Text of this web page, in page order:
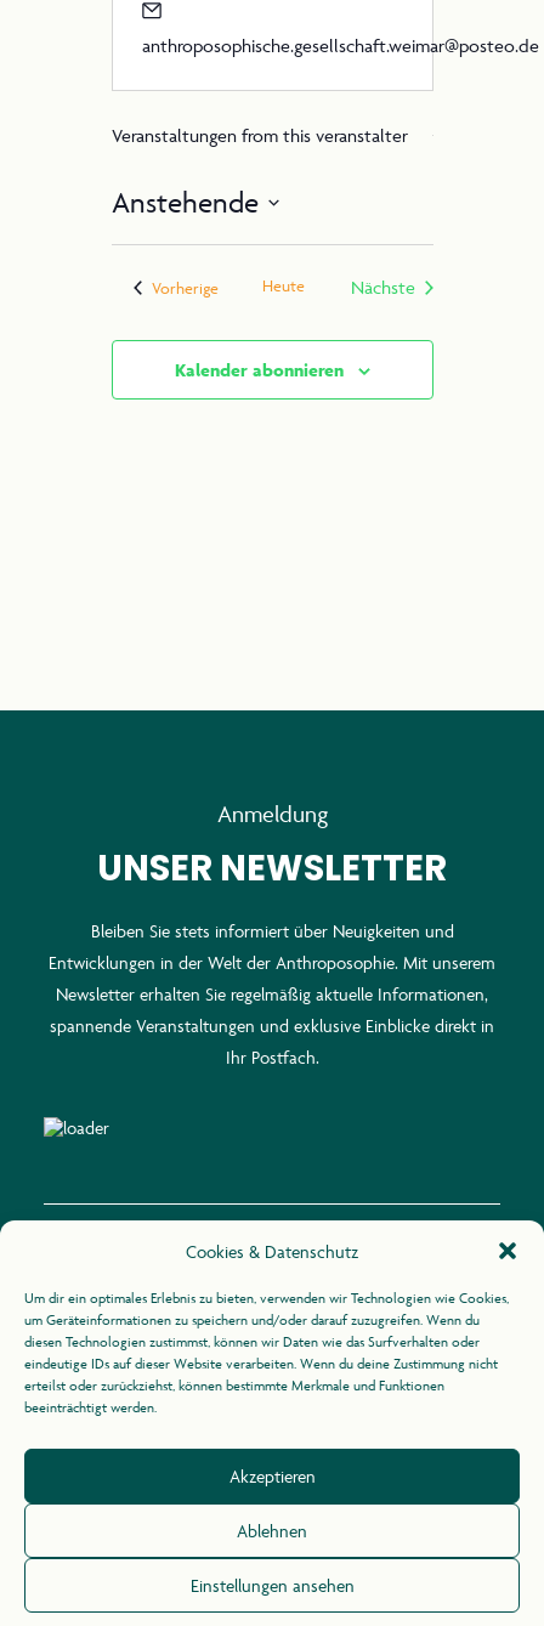
Cookies & Datenschutz
Um dir ein optimales Erlebnis zu bieten, verwenden wir Technologien wie Cookies,
um Geräteinformationen zu speichern und/oder darauf zuzugreifen. Wenn du
diesen Technologien zustimmst, können wir Daten wie das Surfverhalten oder
eindeutige IDs auf dieser Website verarbeiten. Wenn du deine Zustimmung nicht
erteilst oder zurückziehst, können bestimmte Merkmale und Funktionen
beeinträchtigt werden.
Akzeptieren
Ablehnen
Einstellungen ansehen
anthroposophische.gesellschaft.weimar@posteo.de
Veranstaltungen from this veranstalter
Anstehende
VorherigeVeranstaltungen
Heute
Nächste
Kalender abonnieren
Anmeldung
UNSER NEWSLETTER
Bleiben Sie stets informiert über Neuigkeiten und
Entwicklungen in der Welt der Anthroposophie. Mit unserem
Newsletter erhalten Sie regelmäßig aktuelle Informationen,
spannende Veranstaltungen und exklusive Einblicke direkt in
Ihr Postfach.
Kontakt
Zur Uhlandshöhe 10
70188 Stuttgart
+49 (0)711 / 164 31 -21
Impressum/Datenschutz